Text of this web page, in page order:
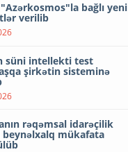
"Azərkosmos"la bağlı yeni
verilib
süni intellekti test
şirkətin sisteminə
rəqəmsal idarəçilik
mükafata